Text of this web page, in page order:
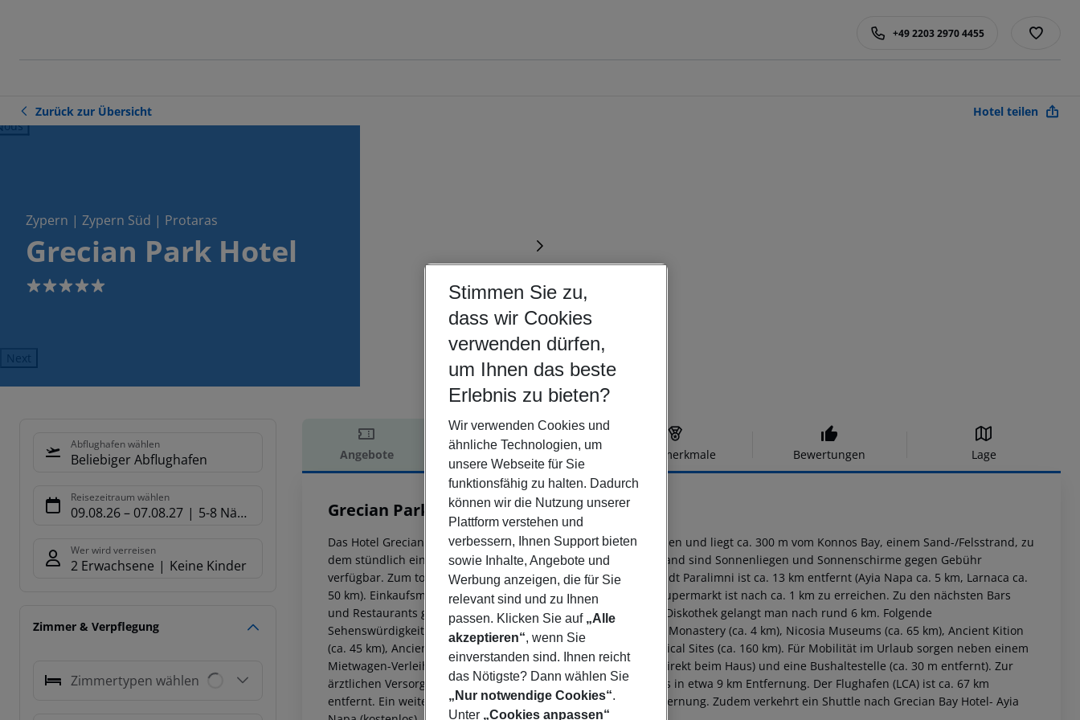
+49 2203 2970 4455
Zurück zur Übersicht Hotel teilen
Zypern | Zypern Süd | Protaras
Grecian Park Hotel
5
Next
Abflughafen wählen
Beliebiger Abflughafen
Reisezeitraum wählen
09.08.26– 07.08.27 5-8 Nächte
Wer wird verreisen
2 Erwachsene Keine Kinder
Zimmer & Verpflegung
Zimmertypen wählen
Angebote Hotelbeschreibung Hotelmerkmale Bewertungen Lage
Hotelbeschreibung
Grecian Park Hotel
5
Das Hotel Grecian Park ist speziell beliebt bei Hochzeitsreisenden und liegt ca. 300 m vom Konnos Bay, einem Sand-/Felsstrand, zu
dem stündlich ein kostenloses Shuttle angeboten wird. Am Strand sind Sonnenliegen und Sonnenschirme gegen Gebühr
verfügbar. Zum touristischen Zentrum sind es ca. 6 km. Die Stadt Paralimni ist ca. 13 km entfernt (Ayia Napa ca. 5 km, Larnaca ca.
50 km). Einkaufsmöglichkeiten liegen ca. 6 km vom Hotel, ein Supermarkt ist nach ca. 1 km zu erreichen. Zu den nächsten Bars
und Restaurants gelangt man nach rund 100 m. Zur nächsten Diskothek gelangt man nach rund 6 km. Folgende
Sehenswürdigkeiten sind vom Hotel aus erreichbar: Ayia Napa Monastery (ca. 4 km), Nicosia Museums (ca. 65 km), Ancient Kition
(ca. 45 km), Ancient Curium (ca. 75 km) und Paphos Archaeological Sites (ca. 160 km). Für Mobilität im Urlaub sorgen neben einem
Mietwagen-Verleih auch ein Motorrad-Verleih, ein Taxistand (direkt beim Haus) und eine Bushaltestelle (ca. 30 m entfernt). Zur
ärztlichen Versorgung im Notfall befindet sich ein Krankenhaus in etwa 9 km Entfernung. Der Flughafen (LCA) ist ca. 67 km
entfernt. Ein weiterer Flughafen (PFO) liegt in etwa 179 km Entfernung. Zudem verkehrt ein Shuttle nach Grecian Bay Hotel- Ayia
Stimmen Sie zu,
dass wir Cookies
verwenden dürfen,
um Ihnen das beste
Erlebnis zu bieten?
Wir verwenden Cookies und
ähnliche Technologien, um
unsere Webseite für Sie
funktionsfähig zu halten. Dadurch
können wir die Nutzung unserer
Plattform verstehen und
verbessern, Ihnen Support bieten
sowie Inhalte, Angebote und
Werbung anzeigen, die für Sie
relevant sind und zu Ihnen
passen. Klicken Sie auf „Alle
akzeptieren“, wenn Sie
einverstanden sind. Ihnen reicht
das Nötigste? Dann wählen Sie
„Nur notwendige Cookies“.
Unter „Cookies anpassen“